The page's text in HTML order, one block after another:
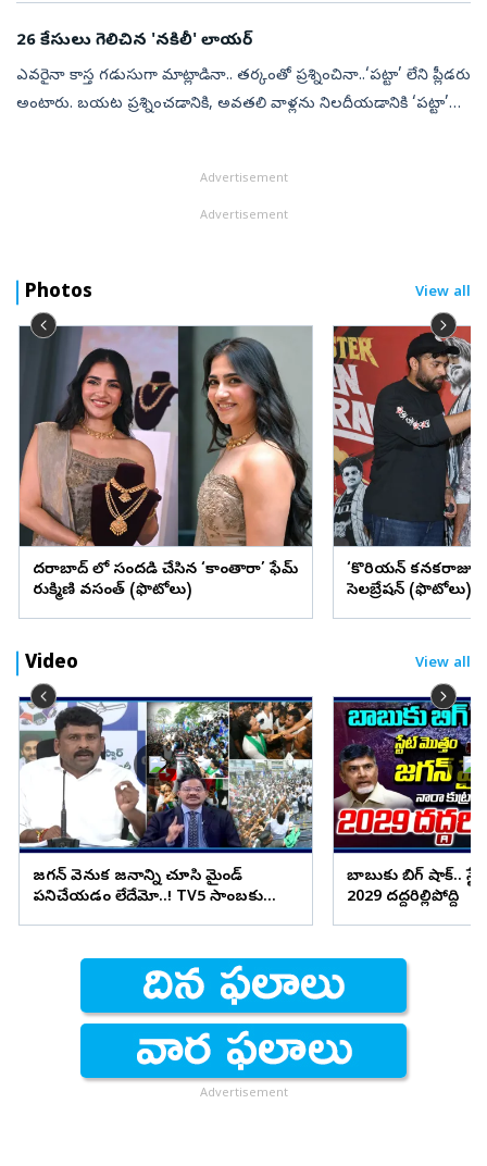
26 కేసులు గెలిచిన 'నకిలీ' లాయర్
ఎవరైనా కాస్త గడుసుగా మాట్లాడినా.. తర్కంతో ప్రశ్నించినా..‘పట్టా’ లేని ప్లీడరు
అంటారు. బయట ప్రశ్నించడానికి, అవతలి వాళ్లను నిలదీయడానికి ‘పట్టా’
Advertisement
Advertisement
Photos View all
హైదరాబాద్ లో సందడి చేసిన ‘కాంతారా’ ఫేమ్‌
రుక్మిణి వసంత్‌ (ఫొటోలు)
‘కొరియన్‌ కనకరాజు’
సెలబ్రేషన్‌ (ఫొటోలు)
Video View all
జగన్ వెనుక జనాన్ని చూసి మైండ్
పనిచేయడం లేదేమో..! TV5 సాంబకు
బాబుకు బిగ్ షాక్..
2029 దద్దరిల్లిపోద్ది
Advertisement